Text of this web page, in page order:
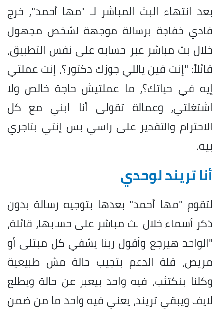
بعد انتهاء البث المباشر لـ "مها أحمد"، خرج
فادي خفاجة برسالة موجهة لشخص مجهول
خلال بث مباشر عبر حسابه على نفس التطبيق،
قائلاً: "إنت فين ياللي جوزك دكتور؟، إنت عملتي
إيه في حياتك؟، ما عملتيش حاجة خالص ولا
اشتغلتي، وعمالة تقولى أنا ابني مع كل
الاحترام والتقدير على راسي بس إنتي بتاجري
بيه.
أنا تريند لوحدي
لتقوم "مها أحمد" بعدها بتوجيه رسالة بدون
ذكر أسماء خلال بث مباشر على حسابها، قائلة،
"الواحد هيرجع وأقول ربنا يشفي كل مبتلى أو
مريض، قلة الدعم بتجيب حالة مش طبيعية
وكلنا بنكتئب، فيه واحد بيعبر عن حالة ويطلع
لايف ويبقي تريند، يعني فيه واحد ما من ضمن